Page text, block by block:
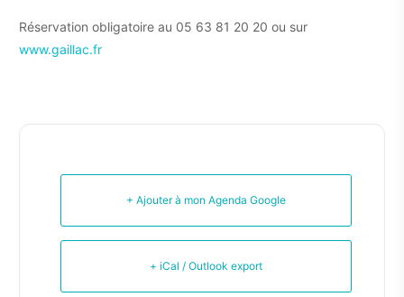
Réservation obligatoire au 05 63 81 20 20 ou sur
www.gaillac.fr
+ Ajouter à mon Agenda Google
+ iCal / Outlook export